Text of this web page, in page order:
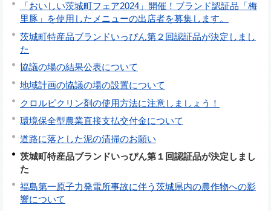
「おいしい茨城町フェア2024」開催！ブランド認証品「梅
里豚」を使用したメニューの出店者を募集します。
茨城町特産品ブランドいっぴん第２回認証品が決定しまし
た
協議の場の結果公表について
地域計画の協議の場の設置について
クロルピクリン剤の使用方法に注意しましょう！
環境保全型農業直接支払交付金について
道路に落とした泥の清掃のお願い
茨城町特産品ブランドいっぴん第１回認証品が決定しまし
た
福島第一原子力発電所事故に伴う茨城県内の農作物への影
響について